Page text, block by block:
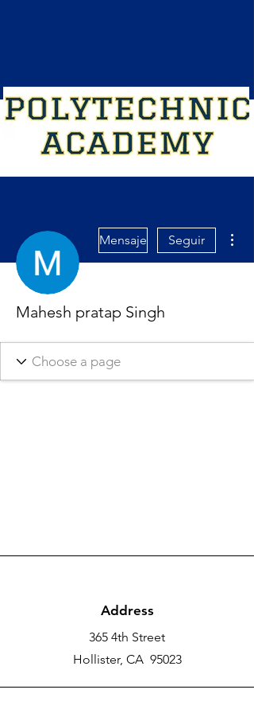
Mensaje Seguir
Mahesh pratap Singh
Address
365 4th Street
Hollister, CA 95023